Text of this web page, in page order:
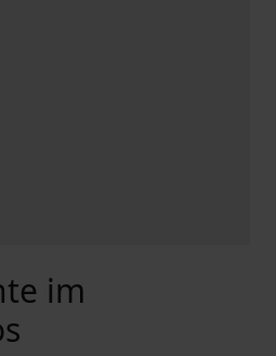
im